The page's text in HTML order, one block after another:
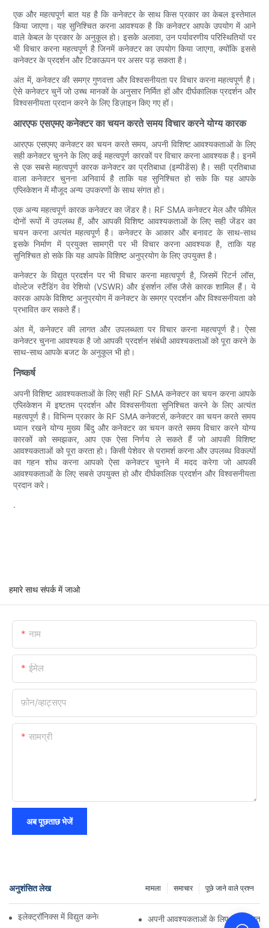
एक और महत्वपूर्ण बात यह है कि कनेक्टर के साथ किस प्रकार का केबल इस्तेमाल
किया जाएगा। यह सुनिश्चित करना आवश्यक है कि कनेक्टर आपके उपयोग में आने
वाले केबल के प्रकार के अनुकूल हो। इसके अलावा, उन पर्यावरणीय परिस्थितियों पर
भी विचार करना महत्वपूर्ण है जिनमें कनेक्टर का उपयोग किया जाएगा, क्योंकि इससे
कनेक्टर के प्रदर्शन और टिकाऊपन पर असर पड़ सकता है।
अंत में, कनेक्टर की समग्र गुणवत्ता और विश्वसनीयता पर विचार करना महत्वपूर्ण है।
ऐसे कनेक्टर चुनें जो उच्च मानकों के अनुसार निर्मित हों और दीर्घकालिक प्रदर्शन और
विश्वसनीयता प्रदान करने के लिए डिज़ाइन किए गए हों।
आरएफ एसएमए कनेक्टर का चयन करते समय विचार करने योग्य कारक
आरएफ एसएमए कनेक्टर का चयन करते समय, अपनी विशिष्ट आवश्यकताओं के लिए
सही कनेक्टर चुनने के लिए कई महत्वपूर्ण कारकों पर विचार करना आवश्यक है। इनमें
से एक सबसे महत्वपूर्ण कारक कनेक्टर का प्रतिबाधा (इम्पीडेंस) है। सही प्रतिबाधा
वाला कनेक्टर चुनना अनिवार्य है ताकि यह सुनिश्चित हो सके कि यह आपके
एप्लिकेशन में मौजूद अन्य उपकरणों के साथ संगत हो।
एक अन्य महत्वपूर्ण कारक कनेक्टर का जेंडर है। RF SMA कनेक्टर मेल और फीमेल
दोनों रूपों में उपलब्ध हैं, और आपकी विशिष्ट आवश्यकताओं के लिए सही जेंडर का
चयन करना अत्यंत महत्वपूर्ण है। कनेक्टर के आकार और बनावट के साथ-साथ
इसके निर्माण में प्रयुक्त सामग्री पर भी विचार करना आवश्यक है, ताकि यह
सुनिश्चित हो सके कि यह आपके विशिष्ट अनुप्रयोग के लिए उपयुक्त है।
कनेक्टर के विद्युत प्रदर्शन पर भी विचार करना महत्वपूर्ण है, जिसमें रिटर्न लॉस,
वोल्टेज स्टैंडिंग वेव रेशियो (VSWR) और इंसर्शन लॉस जैसे कारक शामिल हैं। ये
कारक आपके विशिष्ट अनुप्रयोग में कनेक्टर के समग्र प्रदर्शन और विश्वसनीयता को
प्रभावित कर सकते हैं।
अंत में, कनेक्टर की लागत और उपलब्धता पर विचार करना महत्वपूर्ण है। ऐसा
कनेक्टर चुनना आवश्यक है जो आपकी प्रदर्शन संबंधी आवश्यकताओं को पूरा करने के
साथ-साथ आपके बजट के अनुकूल भी हो।
निष्कर्ष
अपनी विशिष्ट आवश्यकताओं के लिए सही RF SMA कनेक्टर का चयन करना आपके
एप्लिकेशन में इष्टतम प्रदर्शन और विश्वसनीयता सुनिश्चित करने के लिए अत्यंत
महत्वपूर्ण है। विभिन्न प्रकार के RF SMA कनेक्टर्स, कनेक्टर का चयन करते समय
ध्यान रखने योग्य मुख्य बिंदु और कनेक्टर का चयन करते समय विचार करने योग्य
कारकों को समझकर, आप एक ऐसा निर्णय ले सकते हैं जो आपकी विशिष्ट
आवश्यकताओं को पूरा करता हो। किसी पेशेवर से परामर्श करना और उपलब्ध विकल्पों
का गहन शोध करना आपको ऐसा कनेक्टर चुनने में मदद करेगा जो आपकी
आवश्यकताओं के लिए सबसे उपयुक्त हो और दीर्घकालिक प्रदर्शन और विश्वसनीयता
प्रदान करे।
.
हमारे साथ संपर्क में जाओ
नाम
ईमेल
फ़ोन/व्हाट्सएप
सामग्री
अब पूछताछ भेजें
अनुशंसित लेख पूछे जाने वाले प्रश्न
समाचार
मामला
इलेक्ट्रॉनिक्स में विद्युत कनेक्शनों पर प्रौद्योगिकी का प्रभावअपनी आवश्यकताओं के लिए सही विद्युत